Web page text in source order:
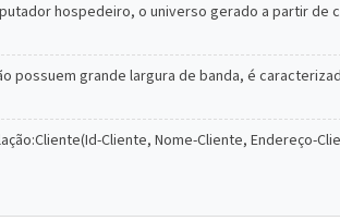
hospedeiro, o universo gerado a partir de
possuem grande largura de banda, é
Cliente, Nome-Cliente, Endereço-